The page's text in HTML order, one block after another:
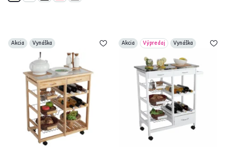
Akcia Vynáška Akcia Výpredaj Vynáška